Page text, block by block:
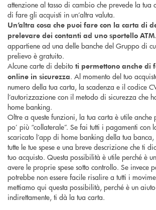
attenzione al tasso di cambio che prevede la tua
di fare gli acquisti in un’altra valuta.
Un’altra cosa che puoi fare con la carta di
prelevare dei contanti ad uno sportello ATM
appartiene ad una delle banche del Gruppo di
prelievo è gratuito.
Alcune carte di debito ti permettono anche di
online in sicurezza. Al momento del tuo
numero della tua carta, la scadenza e il codice
l’autorizzazione con il metodo di sicurezza che
home banking.
Oltre a queste funzioni, la tua carta è utile anche
po’ più “collaterale”. Se fai tutti i pagamenti con
scaricato l’app di home banking della tua
tutte le tue spese e una breve descrizione che ti
tuo acquisto. Questa possibilità è utile perché è
avere le proprie spese sotto controllo. Se invece
potrebbe non essere facile risalire a tutti i
mettiamo qui questa possibilità, perché è un
indirettamente, ti dà la tua carta.